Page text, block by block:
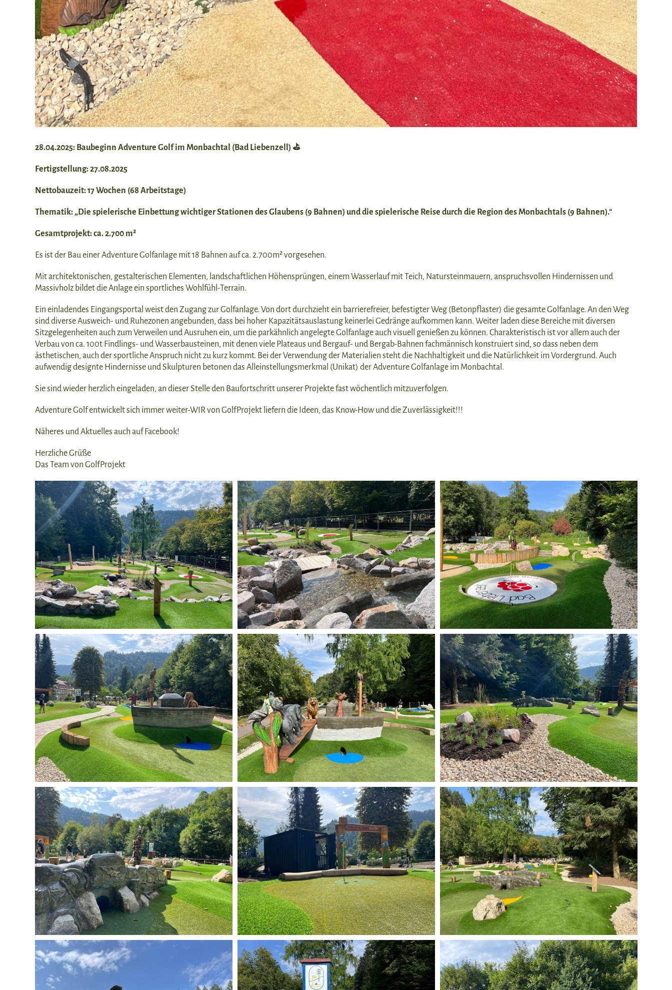
28.04.2025: Baubeginn Adventure Golf im Monbachtal (Bad Liebenzell) ⛳
Fertigstellung: 27.08.2025
Nettobauzeit: 17 Wochen (68 Arbeitstage)
Thematik: „Die spielerische Einbettung wichtiger Stationen des Glaubens (9 Bahnen) und die spielerische Reise durch die Region des Monbachtals (9 Bahnen).“
Gesamtprojekt: ca. 2.700 m²
Es ist der Bau einer Adventure Golfanlage mit 18 Bahnen auf ca. 2.700m² vorgesehen.
Mit architektonischen, gestalterischen Elementen, landschaftlichen Höhensprüngen, einem Wasserlauf mit Teich, Natursteinmauern, anspruchsvollen Hindernissen und
Massivholz bildet die Anlage ein sportliches Wohlfühl-Terrain.
Ein einladendes Eingangsportal weist den Zugang zur Golfanlage. Von dort durchzieht ein barrierefreier, befestigter Weg (Betonpflaster) die gesamte Golfanlage. An den Weg
sind diverse Ausweich- und Ruhezonen angebunden, dass bei hoher Kapazitätsauslastung keinerlei Gedränge aufkommen kann. Weiter laden diese Bereiche mit diversen
Sitzgelegenheiten auch zum Verweilen und Ausruhen ein, um die parkähnlich angelegte Golfanlage auch visuell genießen zu können. Charakteristisch ist vor allem auch der
Verbau von ca. 100t Findlings- und Wasserbausteinen, mit denen viele Plateaus und Bergauf- und Bergab-Bahnen fachmännisch konstruiert sind, so dass neben dem
ästhetischen, auch der sportliche Anspruch nicht zu kurz kommt. Bei der Verwendung der Materialien steht die Nachhaltigkeit und die Natürlichkeit im Vordergrund. Auch
aufwendig designte Hindernisse und Skulpturen betonen das Alleinstellungsmerkmal (Unikat) der Adventure Golfanlage im Monbachtal.
Sie sind wieder herzlich eingeladen, an dieser Stelle den Baufortschritt unserer Projekte fast wöchentlich mitzuverfolgen.
Adventure Golf entwickelt sich immer weiter-WIR von GolfProjekt liefern die Ideen, das Know-How und die Zuverlässigkeit!!!
Näheres und Aktuelles auch auf Facebook!
Herzliche Grüße
Das Team von GolfProjekt